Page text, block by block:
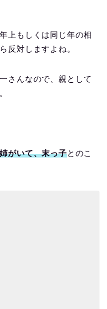
上もしくは同じ年の相
反対しますよね。
さんなので、親として
がいて、末っ子とのこ